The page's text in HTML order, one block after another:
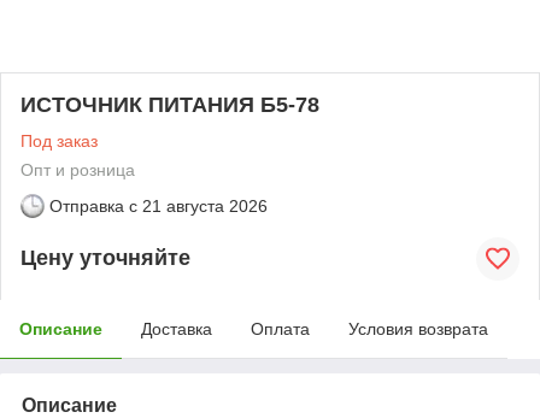
ИСТОЧНИК ПИТАНИЯ Б5-78
Под заказ
Опт и розница
Отправка с 21 августа 2026
Цену уточняйте
Описание Доставка Оплата Условия возврата
Описание